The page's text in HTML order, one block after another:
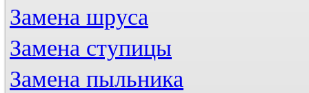
Замена шруса
Замена ступицы
Замена пыльника